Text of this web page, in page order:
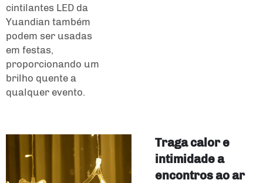
cintilantes LED da
Yuandian também
podem ser usadas
em festas,
proporcionando um
brilho quente a
qualquer evento.
Traga calor e
intimidade a
encontros ao ar